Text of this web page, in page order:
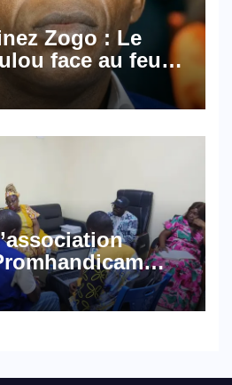
Zogo : Le
face au feu
de la
d’une
formations en